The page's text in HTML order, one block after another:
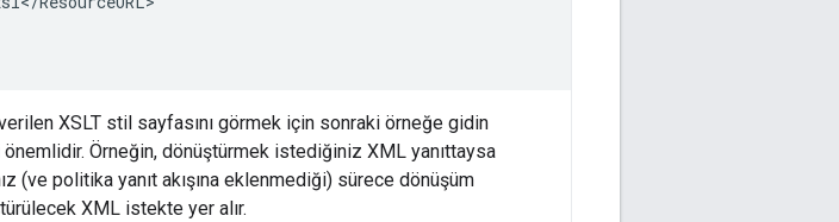
XSLT stil sayfasını görmek için sonraki örneğe gidin
Örneğin, dönüştürmek istediğiniz XML yanıttaysa
(ve politika yanıt akışına eklenmediği) sürece dönüşüm
XML istekte yer alır.